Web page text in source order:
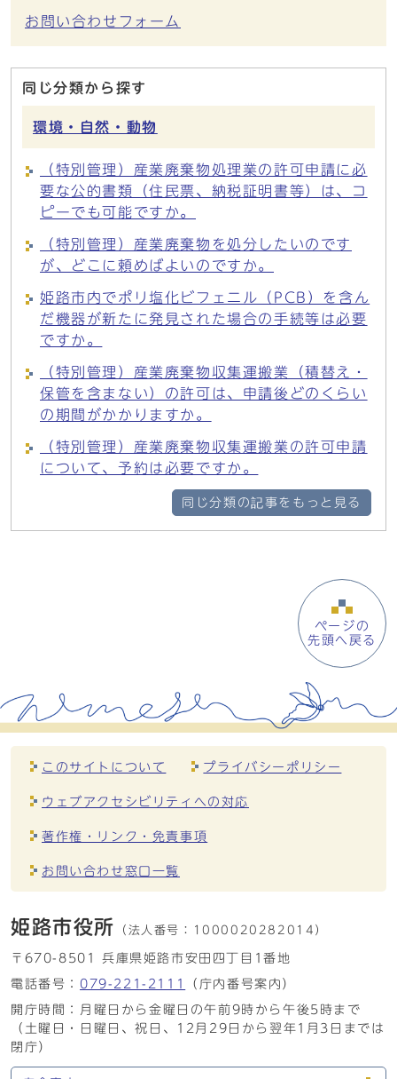
お問い合わせフォーム
同じ分類から探す
環境・自然・動物
（特別管理）産業廃棄物処理業の許可申請に必
要な公的書類（住民票、納税証明書等）は、コ
ピーでも可能ですか。
（特別管理）産業廃棄物を処分したいのです
が、どこに頼めばよいのですか。
姫路市内でポリ塩化ビフェニル（PCB）を含ん
だ機器が新たに発見された場合の手続等は必要
ですか。
（特別管理）産業廃棄物収集運搬業（積替え・
保管を含まない）の許可は、申請後どのくらい
の期間がかかりますか。
（特別管理）産業廃棄物収集運搬業の許可申請
について、予約は必要ですか。
同じ分類の記事をもっと見る
ページの
先頭へ戻る
このサイトについて プライバシーポリシー
ウェブアクセシビリティへの対応
著作権・リンク・免責事項
お問い合わせ窓口一覧
姫路市役所 （法人番号： 1000020282014）
〒670-8501 兵庫県姫路市安田四丁目1番地
電話番号： 079-221-2111
（庁内番号案内）
開庁時間：月曜日から金曜日の午前9時から午後5時まで
（土曜日・日曜日、祝日、12月29日から翌年1月3日までは
閉庁）